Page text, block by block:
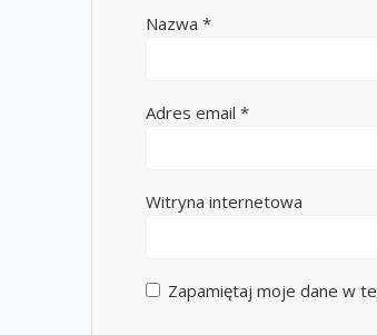
Nazwa*
Adres email*
Witryna internetowa
Zapamiętaj moje dane w